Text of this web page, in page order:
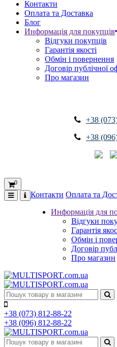
Контакти
Оплата та Доставка
Блог
Информація для покупців
Відгуки покупців
Гарантія якості
Обмін і повернення
Договір публічної
Про магазин
+38
+38
0
Контакти Оплата та
Информація для
Відгуки
Гарантія
Обмін і
Договір
Про магазин
+38 (073) 812-88-22
+38 (096) 812-88-22